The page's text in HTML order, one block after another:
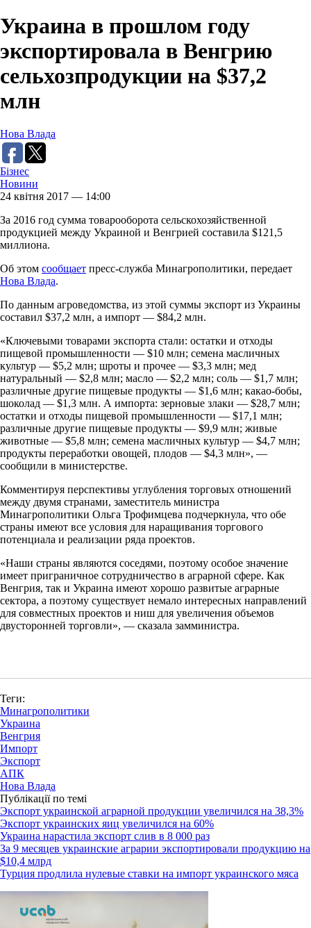
Украина в прошлом году
экспортировала в Венгрию
сельхозпродукции на $37,2
млн
Нова Влада
Бізнес
Новини
24 квітня 2017 — 14:00
За 2016 год сумма товарооборота сельскохозяйственной
продукцией между Украиной и Венгрией составила $121,5
миллиона.
Об этом сообщает пресс-служба Минагрополитики, передает
Нова Влада.
По данным агроведомства, из этой суммы экспорт из Украины
составил $37,2 млн, а импорт — $84,2 млн.
«Ключевыми товарами экспорта стали: остатки и отходы
пищевой промышленности — $10 млн; семена масличных
культур — $5,2 млн; шроты и прочее — $3,3 млн; мед
натуральный — $2,8 млн; масло — $2,2 млн; соль — $1,7 млн;
различные другие пищевые продукты — $1,6 млн; какао-бобы,
шоколад — $1,3 млн. А импорта: зерновые злаки — $28,7 млн;
остатки и отходы пищевой промышленности — $17,1 млн;
различные другие пищевые продукты — $9,9 млн; живые
животные — $5,8 млн; семена масличных культур — $4,7 млн;
продукты переработки овощей, плодов — $4,3 млн», —
сообщили в министерстве.
Комментируя перспективы углубления торговых отношений
между двумя странами, заместитель министра
Минагрополитики Ольга Трофимцева подчеркнула, что обе
страны имеют все условия для наращивания торгового
потенциала и реализации ряда проектов.
«Наши страны являются соседями, поэтому особое значение
имеет приграничное сотрудничество в аграрной сфере. Как
Венгрия, так и Украина имеют хорошо развитые аграрные
сектора, а поэтому существует немало интересных направлений
для совместных проектов и ниш для увеличения объемов
двусторонней торговли», — сказала замминистра.
Теги:
Минагрополитики
Украина
Венгрия
Импорт
Экспорт
АПК
Нова Влада
Публікації по темі
Экспорт украинской аграрной продукции увеличился на 38,3%
Экспорт украинских яиц увеличился на 60%
Украина нарастила экспорт слив в 8 000 раз
За 9 месяцев украинские аграрии экспортировали продукцию на
$10,4 млрд
Турция продлила нулевые ставки на импорт украинского мяса